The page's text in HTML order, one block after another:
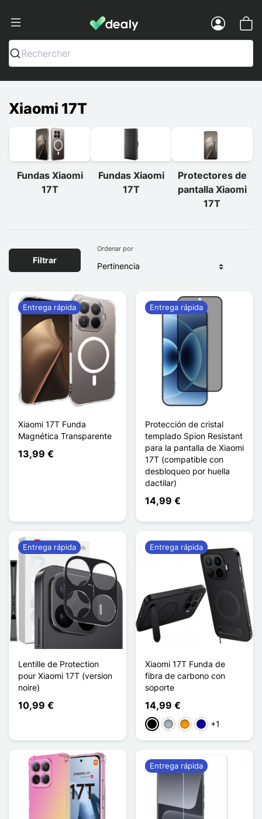
Dealy - Fundas y accesorios para
Rechercher
Xiaomi 17T
Fundas Xiaomi
17T
Fundas Xiaomi
17T
Protectores de
pantalla Xiaomi
17T
Filtrar
Ordenar por
Xiaomi 17T Funda
Magnética Transparente
13,99 €
Entrega rápida
Protección de cristal
templado Spion Resistant
para la pantalla de Xiaomi
17T (compatible con
desbloqueo por huella
dactilar)
14,99 €
Entrega rápida
Lentille de Protection
pour Xiaomi 17T (version
noire)
10,99 €
Entrega rápida
Xiaomi 17T Funda de
fibra de carbono con
soporte
14,99 €
NegroGris NaranjaAzul oscuro
+1
Entrega rápida
Entrega rápida